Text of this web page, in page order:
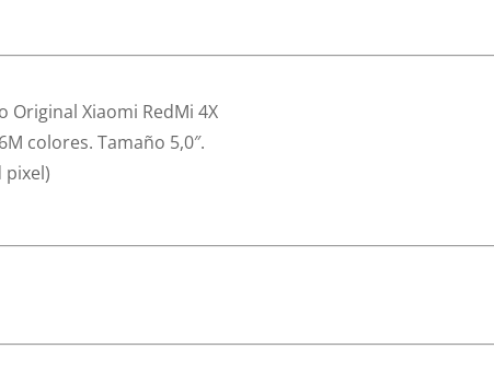
Original Xiaomi RedMi 4X
colores. Tamaño 5,0″.
pixel)